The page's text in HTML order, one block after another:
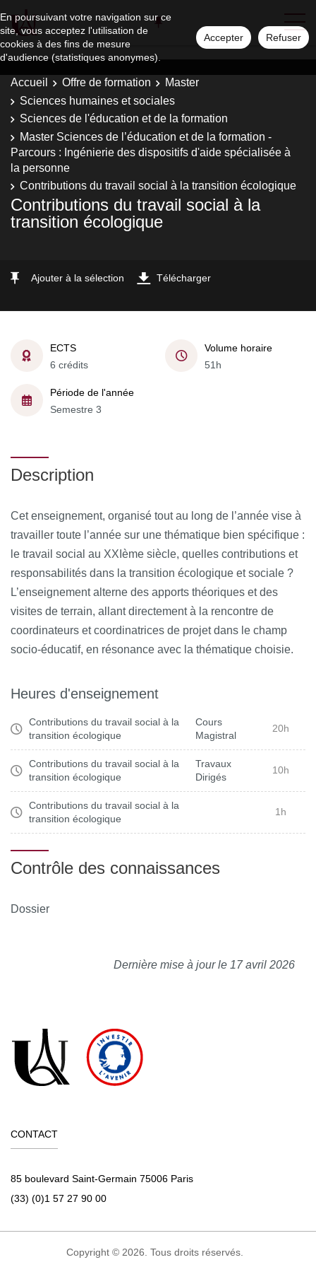
En poursuivant votre navigation sur ce
site, vous acceptez l'utilisation de
cookies à des fins de mesure
d'audience (statistiques anonymes).
Accepter Refuser
Accueil Offre de formation
Master
Sciences humaines et sociales
Sciences de l'éducation et de la formation
Master Sciences de l’éducation et de la formation -
Parcours : Ingénierie des dispositifs d'aide spécialisée à
la personne
Contributions du travail social à la transition écologique
Contributions du travail social à la
transition écologique
Ajouter à la sélection Télécharger
ECTS
6 crédits
Volume horaire
51h
Période de l'année
Semestre 3
Description
Cet enseignement, organisé tout au long de l’année vise à
travailler toute l’année sur une thématique bien spécifique :
le travail social au XXIème siècle, quelles contributions et
responsabilités dans la transition écologique et sociale ?
L’enseignement alterne des apports théoriques et des
visites de terrain, allant directement à la rencontre de
coordinateurs et coordinatrices de projet dans le champ
socio-éducatif, en résonance avec la thématique choisie.
Heures d'enseignement
Contributions du travail social à la
transition écologique
Cours
Magistral
20h
Contributions du travail social à la
transition écologique
Travaux
Dirigés
10h
Contributions du travail social à la
transition écologique
1h
Contrôle des connaissances
Dossier
Dernière mise à jour le 17 avril 2026
CONTACT
85 boulevard Saint-Germain 75006 Paris
(33) (0)1 57 27 90 00
Copyright © 2026. Tous droits réservés.